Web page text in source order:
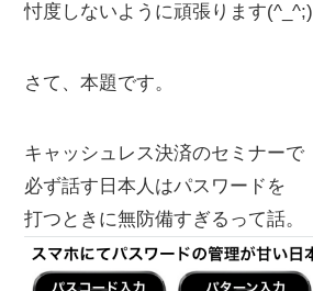
忖度しないように頑張ります(^_^;)
さて、本題です。
キャッシュレス決済のセミナーで
必ず話す日本人はパスワードを
打つときに無防備すぎるって話。